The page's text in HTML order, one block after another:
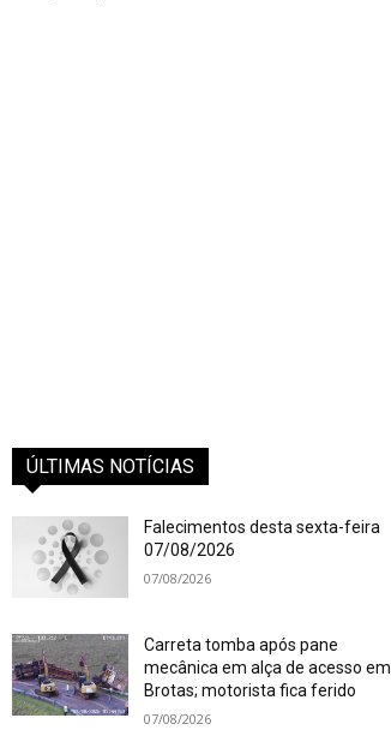
ÚLTIMAS NOTÍCIAS
Falecimentos desta sexta-feira
07/08/2026
07/08/2026
Carreta tomba após pane
mecânica em alça de acesso em
Brotas; motorista fica ferido
07/08/2026